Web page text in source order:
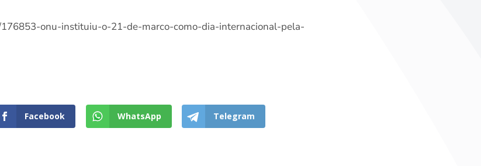
onu-instituiu-o-21-de-marco-como-dia-internacional-pela-
Facebook WhatsApp Telegram